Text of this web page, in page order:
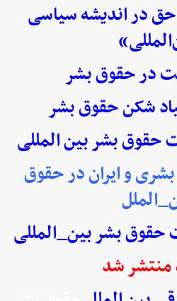
در اندیشه سیاسی
در حقوق بشر
شکن حقوق بشر
حقوق بشر بین المللی
و ایران در حقوق
حقوق بشر بین_المللی
شد